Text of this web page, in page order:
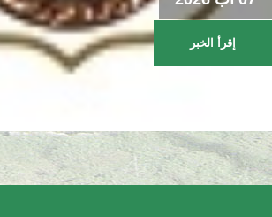
إقرأ الخبر